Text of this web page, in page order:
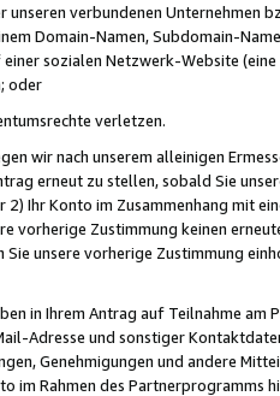
unseren verbundenen Unternehmen
Domain-Namen, Subdomain-
sozialen Netzwerk-Website
oder
verletzen.
wir nach unserem alleinigen
erneut zu stellen, sobald Sie
2) Ihr Konto im Zusammenhang mit
vorherige Zustimmung keinen
Sie unsere vorherige Zustimmung
in Ihrem Antrag auf Teilnahme
Adresse und sonstiger
Genehmigungen und andere
im Rahmen des Partnerprogramms